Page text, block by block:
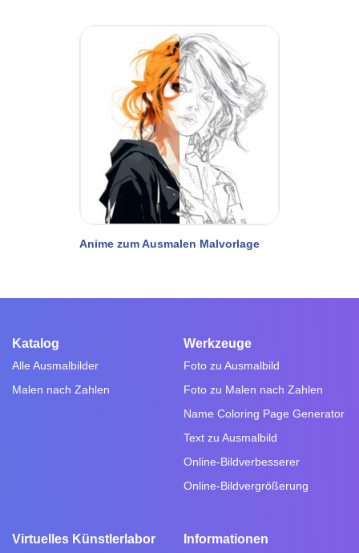
Anime zum Ausmalen Malvorlage
Katalog
Alle Ausmalbilder
Malen nach Zahlen
Werkzeuge
Foto zu Ausmalbild
Foto zu Malen nach Zahlen
Name Coloring Page Generator
Text zu Ausmalbild
Online-Bildverbesserer
Online-Bildvergrößerung
Virtuelles Künstlerlabor Informationen